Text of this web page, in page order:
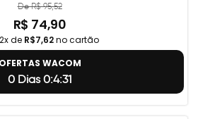
De R$ 95,52
R$ 74,90
de R$7,62no cartão
OFERTAS WACOM
0 Dias 0:4:31